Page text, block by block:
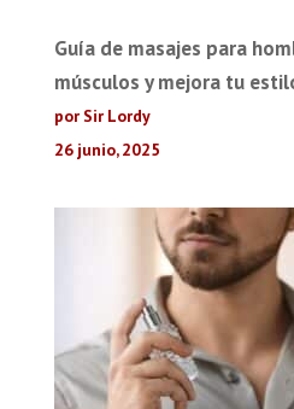
Guía de masajes para
músculos y mejora tu
por Sir Lordy
26 junio, 2025